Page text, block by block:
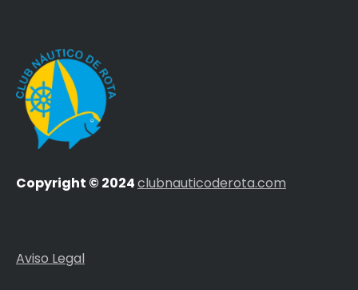
Copyright © 2024clubnauticoderota.com
Aviso Legal